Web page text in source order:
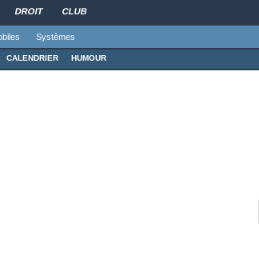
DROIT CLUB
Systèmes
CALENDRIER HUMOUR